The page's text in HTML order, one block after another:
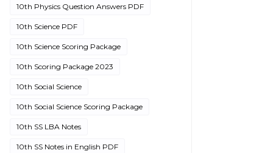
10th Physics Question Answers PDF
10th Science PDF
10th Science Scoring Package
10th Scoring Package 2023
10th Social Science
10th Social Science Scoring Package
10th SS LBA Notes
10th SS Notes in English PDF